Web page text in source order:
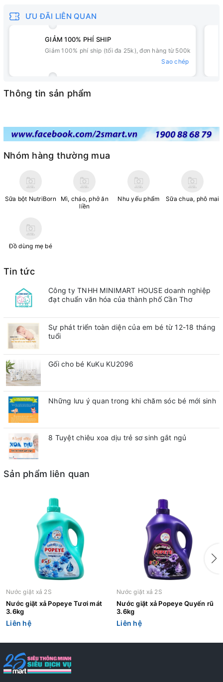
ƯU ĐÃI LIÊN QUAN
GIẢM 100% PHÍ SHIP
Giảm 100% phí ship (tối đa 25k), đơn hàng từ 500k
Sao chép
Thông tin sản phẩm
Nhóm hàng thường mua
Sữa bột NutriBorn
Mì, cháo, phở ăn
liền
Nhu yếu phẩm Sữa chua, phô mai
Đồ dùng mẹ bé
Tin tức
Công ty TNHH MINIMART HOUSE doanh nghiệp
đạt chuẩn văn hóa của thành phố Cần Thơ
Sự phát triển toàn diện của em bé từ 12-18 tháng
tuổi
Gối cho bé KuKu KU2096
Những lưu ý quan trong khi chăm sóc bé mới sinh
8 Tuyệt chiêu xoa dịu trẻ sơ sinh gắt ngủ
Sản phẩm liên quan
Nước giặt xả 2S
Nước giặt xả Popeye Tươi mát
3.6kg
Liên hệ
Nước giặt xả 2S
Nước giặt xả Popeye Quyến rũ
3.6kg
Liên hệ